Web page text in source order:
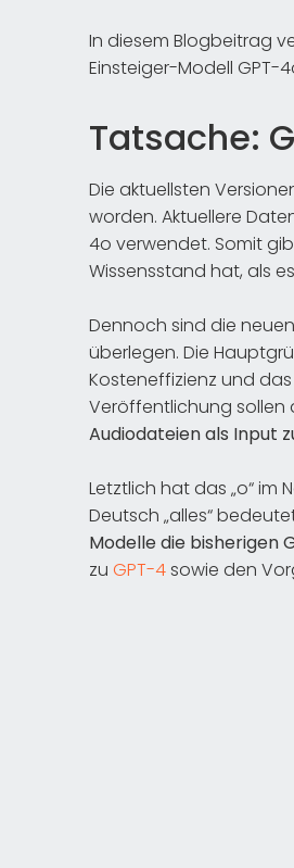
In diesem Blogbeitrag
Einsteiger-Modell GPT-
Tatsache:
Die aktuellsten
worden. Aktuellere
4o verwendet. Somit
Wissensstand hat, als
Dennoch sind die
überlegen. Die
Kosteneffizienz und
Veröffentlichung sollen
Audiodateien als Input
Letztlich hat das „o“ im
Deutsch „alles“
Modelle die bisherigen
zu GPT-4sowie den